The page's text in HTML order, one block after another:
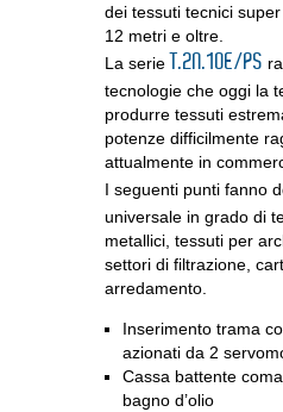
dei tessuti tecnici
12 metri e oltre.
La serie
T.2N.10E/PS
tecnologie che oggi la
produrre tessuti
potenze difficilmente
attualmente in
I seguenti punti fanno
universale in grado di
metallici, tessuti per
settori di filtrazione,
arredamento.
Inserimento trama
azionati da 2
Cassa battente
bagno d’olio